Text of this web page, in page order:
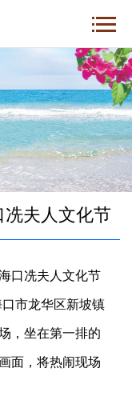
夫人文化节
口冼夫人文化节
市龙华区新坡镇
，坐在第一排的
面，将热闹现场